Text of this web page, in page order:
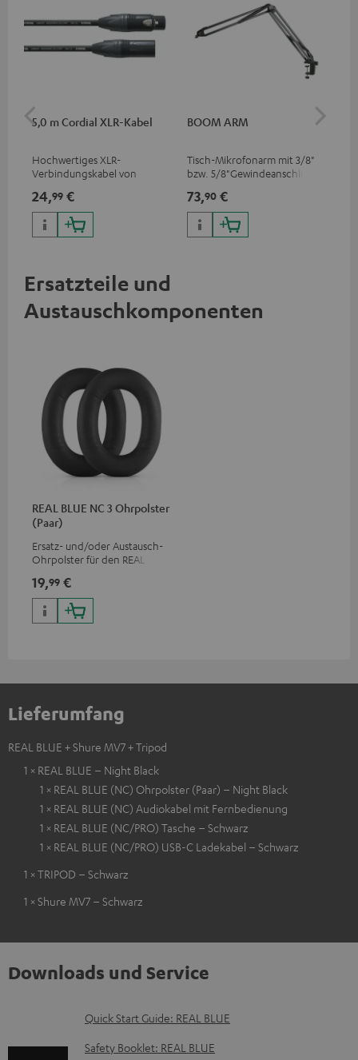
5,0 m Cordial XLR-Kabel
Hochwertiges XLR-
Verbindungskabel von
24,99 €
BOOM ARM
Tisch-Mikrofonarm mit 3/8"
bzw. 5/8"Gewindeanschluss
MV7) zur optimalen
Positionierung und damit
einer bestmöglichen
Übertragung
73,90 €
Ersatzteile und
Austauschkomponenten
REAL BLUE NC 3 Ohrpolster
(Paar)
Ersatz- und/oder Austausch-
Ohrpolster für den REAL BLUE
19,99 €
Lieferumfang
REAL BLUE + Shure MV7 + Tripod
1 × REAL BLUE – Night Black
1 × REAL BLUE (NC) Ohrpolster (Paar) – Night Black
1 × REAL BLUE (NC) Audiokabel mit Fernbedienung
1 × REAL BLUE (NC/PRO) Tasche – Schwarz
1 × REAL BLUE (NC/PRO) USB-C Ladekabel – Schwarz
1 × TRIPOD – Schwarz
1 × Shure MV7 – Schwarz
Downloads und Service
D
o
Quick Start Guide: REAL BLUE
Safety Booklet: REAL BLUE